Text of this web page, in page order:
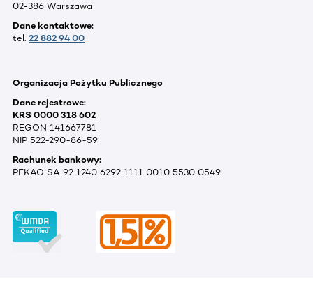
02-386 Warszawa
Dane kontaktowe:
tel. 22 882 94 00
Organizacja Pożytku Publicznego
Dane rejestrowe:
KRS 0000 318 602
REGON 141667781
NIP 522-290-86-59
Rachunek bankowy:
PEKAO SA 92 1240 6292 1111 0010 5530 0549